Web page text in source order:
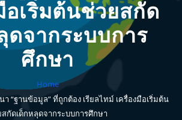
อเริ่มต้นช่วยสกัด
ดจากระบบการ
ศึกษา
Home
“ฐานข้อมูล” ที่ถูกต้อง เรียลไทม์ เครื่องมือเริ่มต้น
กัดเด็กหลุดจากระบบการศึกษา